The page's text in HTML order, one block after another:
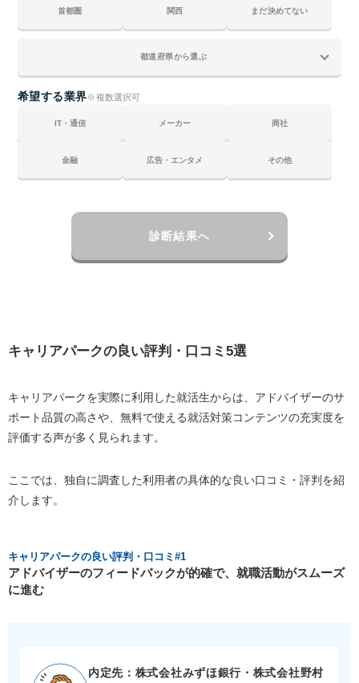
キャリアパークで内定を獲得するためのポイント#5
キャリアパーク以外のエージェントサービスとの比
ド内定を実現
キャリアパーク以外のエージェントサービスとの比
キャリアパーク以外のエージェントサービスとの比
較#3 キャリアチケット就職エージェント｜厳選5社×
無制限の面接対策で内定率1.4倍
キャリアパークの評判・口コミに関するFAQ#2 キャ
リアパークのイベントを「無断欠席」したらどうな
キャリアパークの評判・口コミに関するFAQ#3 キャ
リアパークの「内定が出やすい」は嘘？
キャリアパークの評判・口コミに関するFAQ#4 キャ
キャリアパークの評判・口コミに関するFAQ#5 本当
にすべてのサービスが無料で使えますか？
キャリアパークの評判・口コミに関するFAQ#7 紹介
キャリアパークの評判・口コミまとめ
首都圏 関西 まだ決めてない
希望する業界※複数選択可
IT・通信 メーカー 商社
金融 広告・エンタメ その他
診断結果へ
キャリアパークの良い評判・口コミ5選
キャリアパークを実際に利用した就活生からは、アドバイザーのサ
ポート品質の高さや、無料で使える就活対策コンテンツの充実度を
評価する声が多く見られます。
ここでは、独自に調査した利用者の具体的な良い口コミ・評判を紹
介します。
キャリアパークの良い評判・口コミ#1
アドバイザーのフィードバックが的確で、就職活動がスムーズ
に進む
内定先：株式会社みずほ銀行・株式会社野村